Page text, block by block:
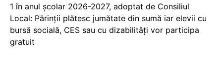
1 în anul școlar 2026-2027, adoptat de Consiliul
Local: Părinții plătesc jumătate din sumă iar elevii cu
bursă socială, CES sau cu dizabilităţi vor participa
gratuit